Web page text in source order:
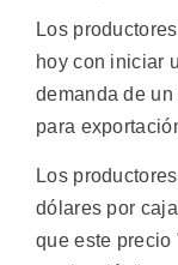
Los
hoy con iniciar
demanda de
para
Los
dólares por
que este precio